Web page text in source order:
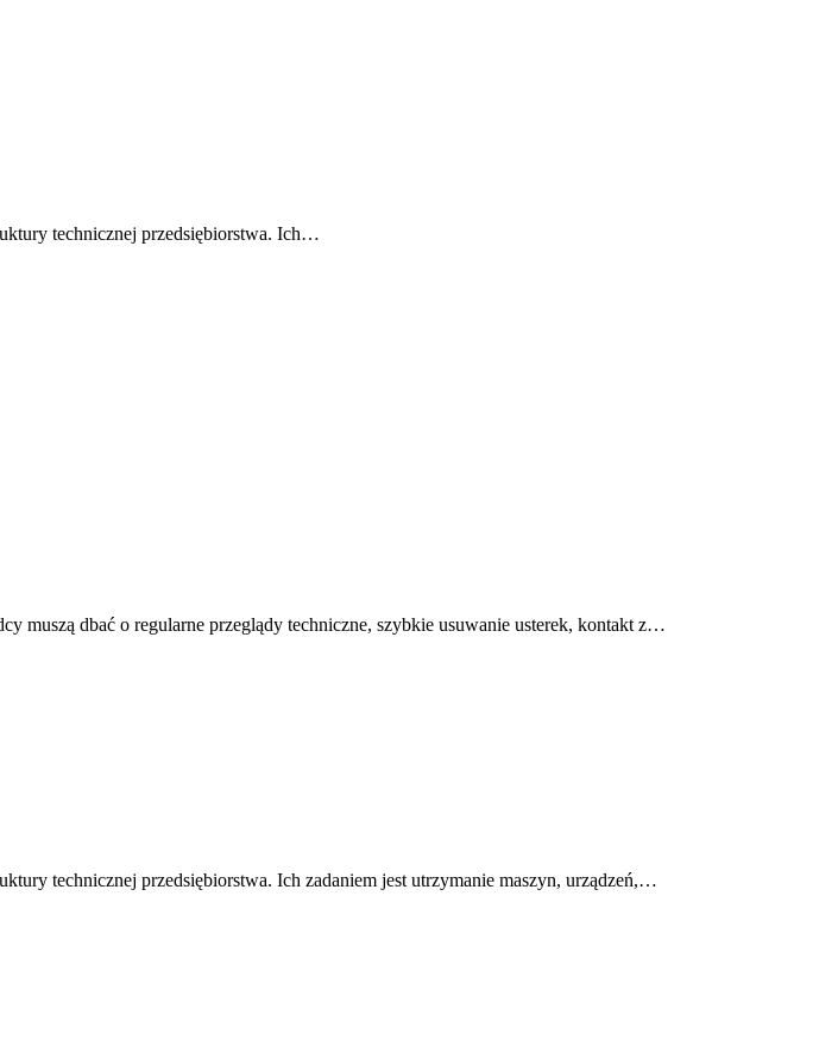
technicznej przedsiębiorstwa. Ich…
muszą dbać o regularne przeglądy techniczne, szybkie usuwanie usterek, kontakt z…
technicznej przedsiębiorstwa. Ich zadaniem jest utrzymanie maszyn, urządzeń,…